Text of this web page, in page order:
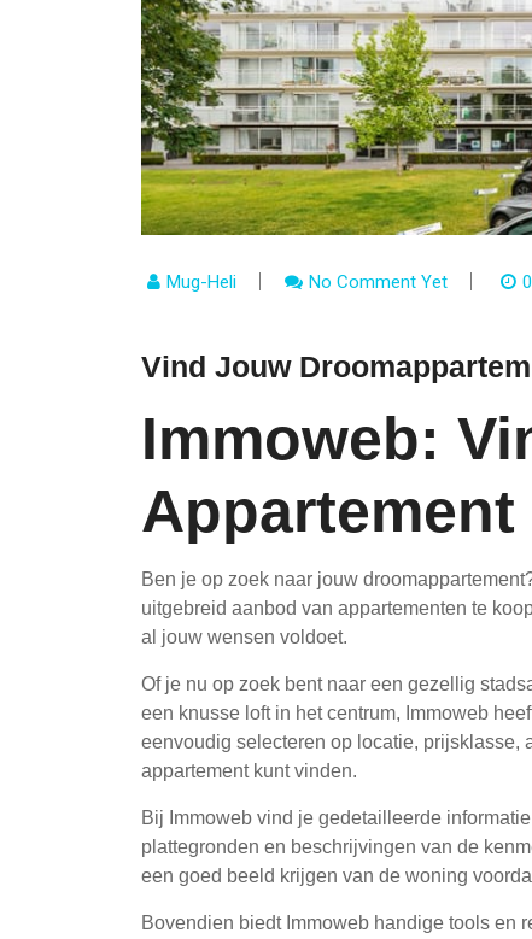
Mug-Heli No Comment Yet
Vind Jouw
Immoweb:
Ben je op zoek naar jouw
uitgebreid aanbod van appartementen te
al jouw wensen voldoet.
Of je nu op zoek bent naar een gezellig
een knusse loft in het centrum, Immoweb
eenvoudig selecteren op locatie, prijsklasse,
appartement kunt vinden.
Bij Immoweb vind je gedetailleerde
plattegronden en beschrijvingen van de
een goed beeld krijgen van de woning
Bovendien biedt Immoweb handige tools en